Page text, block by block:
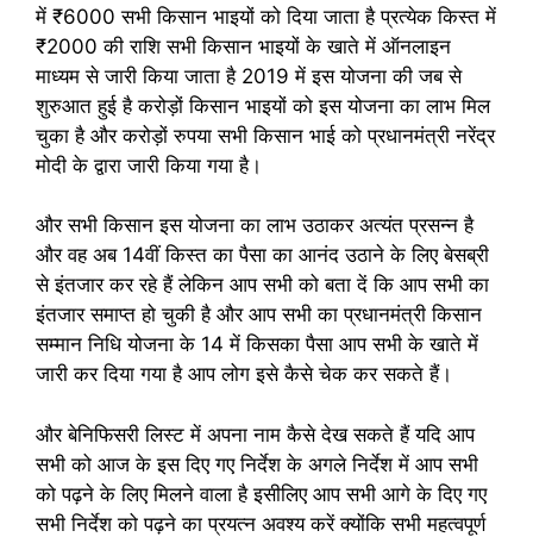
में ₹6000 सभी किसान भाइयों को दिया जाता है प्रत्येक किस्त में
₹2000 की राशि सभी किसान भाइयों के खाते में ऑनलाइन
माध्यम से जारी किया जाता है 2019 में इस योजना की जब से
शुरुआत हुई है करोड़ों किसान भाइयों को इस योजना का लाभ मिल
चुका है और करोड़ों रुपया सभी किसान भाई को प्रधानमंत्री नरेंद्र
मोदी के द्वारा जारी किया गया है।
और सभी किसान इस योजना का लाभ उठाकर अत्यंत प्रसन्न है
और वह अब 14वीं किस्त का पैसा का आनंद उठाने के लिए बेसब्री
से इंतजार कर रहे हैं लेकिन आप सभी को बता दें कि आप सभी का
इंतजार समाप्त हो चुकी है और आप सभी का प्रधानमंत्री किसान
सम्मान निधि योजना के 14 में किसका पैसा आप सभी के खाते में
जारी कर दिया गया है आप लोग इसे कैसे चेक कर सकते हैं।
और बेनिफिसरी लिस्ट में अपना नाम कैसे देख सकते हैं यदि आप
सभी को आज के इस दिए गए निर्देश के अगले निर्देश में आप सभी
को पढ़ने के लिए मिलने वाला है इसीलिए आप सभी आगे के दिए गए
सभी निर्देश को पढ़ने का प्रयत्न अवश्य करें क्योंकि सभी महत्वपूर्ण